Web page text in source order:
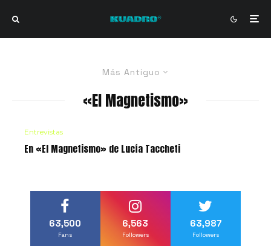
Más Antiguo
«El Magnetismo»
Entrevistas
En «El Magnetismo» de Lucía Taccheti
63,500
Fans
6,563
Followers
63,987
Followers